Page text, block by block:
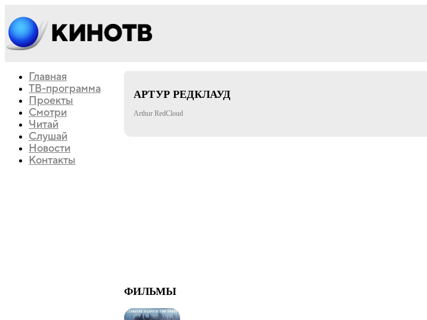
Главная
ТВ-программа
Проекты
Смотри
Читай
Слушай
Новости
Контакты
АРТУР РЕДКЛАУД
Arthur RedCloud
ФИЛЬМЫ